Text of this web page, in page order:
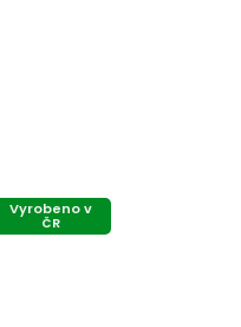
Vyrobeno v
ČR